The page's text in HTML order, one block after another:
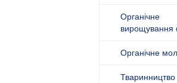
Органічне
вирощування
Органічне
Тваринництво